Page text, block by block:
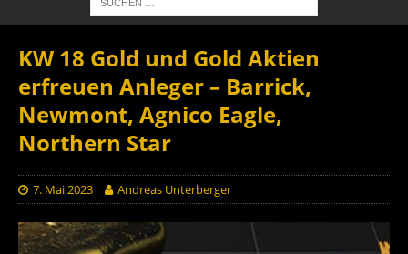
KW 18 Gold und Gold Aktien
erfreuen Anleger – Barrick,
Newmont, Agnico Eagle,
Northern Star
7. Mai 2023 Andreas Unterberger